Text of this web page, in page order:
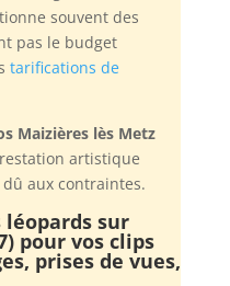
souvent des
pas le budget
tarifications de
Maizières lès Metz
artistique
aux contraintes.
léopards sur
pour vos clips
prises de vues,